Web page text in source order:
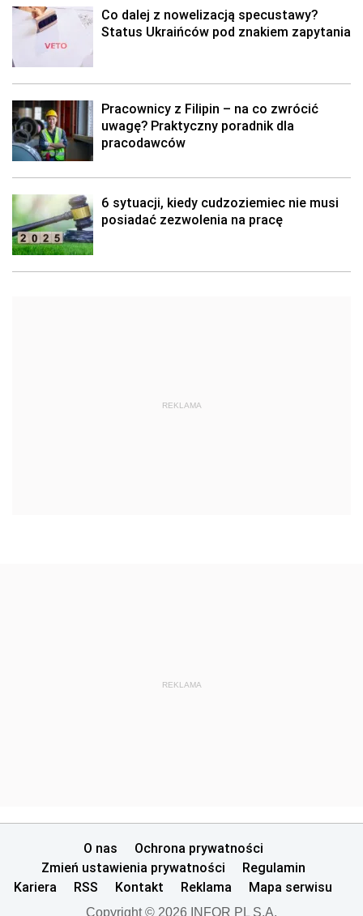
Co dalej z nowelizacją specustawy?
Status Ukraińców pod znakiem zapytania
Pracownicy z Filipin – na co zwrócić
uwagę? Praktyczny poradnik dla
pracodawców
6 sytuacji, kiedy cudzoziemiec nie musi
posiadać zezwolenia na pracę
REKLAMA
REKLAMA
O nas
Ochrona prywatności
Zmień ustawienia prywatności
Regulamin
Kariera
RSS Kontakt Reklama Mapa serwisu
Copyright © 2026 INFOR PL S.A.